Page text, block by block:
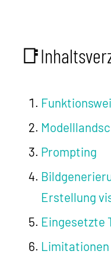
Prompting
Erstellung
Eingesetzte
Limitationen